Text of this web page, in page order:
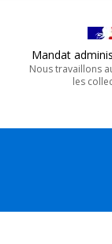
Mandat
Nous travaillons
les